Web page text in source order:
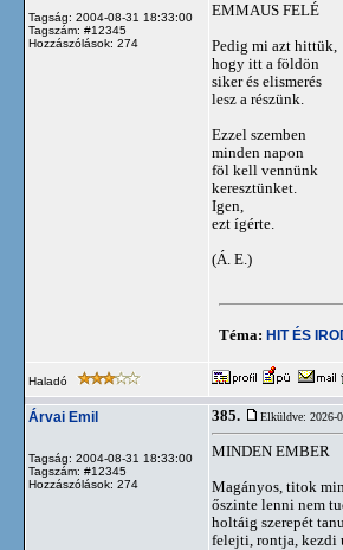
Tagság: 2004-08-31 18:33:00
Tagszám: #12345
Hozzászólások: 274
EMMAUS FELÉ
Pedig mi azt hittük,
hogy itt a földön
siker és elismerés
lesz a részünk.
Ezzel szemben
minden napon
föl kell vennünk
keresztünket.
Igen,
ezt ígérte.
(Á. E.)
Téma: HIT ÉS
Haladó
Árvai Emil
Tagság: 2004-08-31 18:33:00
Tagszám: #12345
Hozzászólások: 274
385. Elküldve: 2026-
MINDEN EMBER
Magányos, titok
őszinte lenni nem
holtáig szerepét
felejti, rontja, kezdi